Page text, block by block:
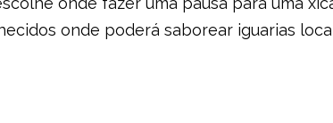
onde poderá saborear iguarias